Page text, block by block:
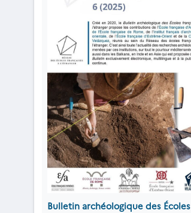
Bulletin archéologique des Écoles